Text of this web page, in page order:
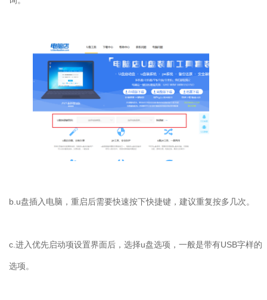
b.u盘插入电脑，重启后需要快速按下快捷键，建议重复按多几次。
c. 进入优先启动项设置界面后，选择u盘选项，一般是带有USB字样的
选项。